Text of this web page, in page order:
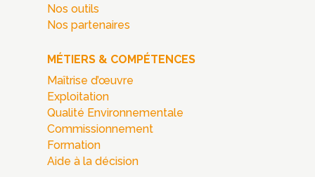
Nos outils
Nos partenaires
MÉTIERS & COMPÉTENCES
Maîtrise d’œuvre
Exploitation
Qualité Environnementale
Commissionnement
Formation
Aide à la décision